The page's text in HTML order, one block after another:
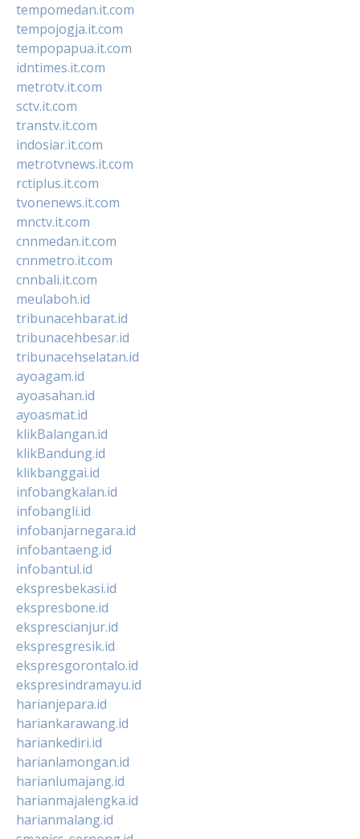
tempomedan.it.com
tempojogja.it.com
tempopapua.it.com
idntimes.it.com
metrotv.it.com
sctv.it.com
transtv.it.com
indosiar.it.com
metrotvnews.it.com
rctiplus.it.com
tvonenews.it.com
mnctv.it.com
cnnmedan.it.com
cnnmetro.it.com
cnnbali.it.com
meulaboh.id
tribunacehbarat.id
tribunacehbesar.id
tribunacehselatan.id
ayoagam.id
ayoasahan.id
ayoasmat.id
klikBalangan.id
klikBandung.id
klikbanggai.id
infobangkalan.id
infobangli.id
infobanjarnegara.id
infobantaeng.id
infobantul.id
ekspresbekasi.id
ekspresbone.id
eksprescianjur.id
ekspresgresik.id
ekspresgorontalo.id
ekspresindramayu.id
harianjepara.id
hariankarawang.id
hariankediri.id
harianlamongan.id
harianlumajang.id
harianmajalengka.id
harianmalang.id